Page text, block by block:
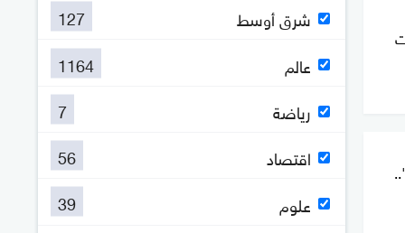
شرق أوسط
127
عالم
1164
رياضة
7
اقتصاد
56
علوم
39